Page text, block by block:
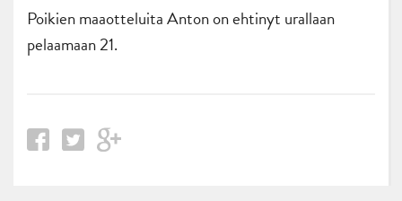
Poikien maaotteluita Anton on ehtinyt urallaan
pelaamaan 21.